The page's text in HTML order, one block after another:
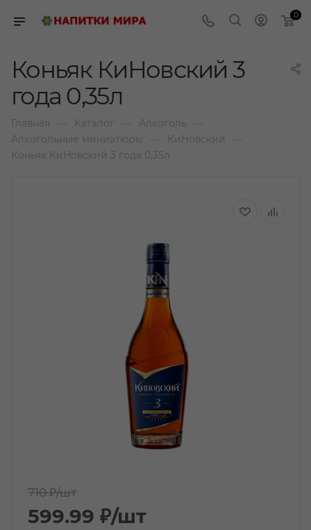
0
Коньяк КиНовский 3
года 0,35л
Главная Каталог Алкоголь
Алкогольные миниатюры КиНовский
Коньяк КиНовский 3 года 0,35л
710 ₽/шт
599.99 ₽/шт